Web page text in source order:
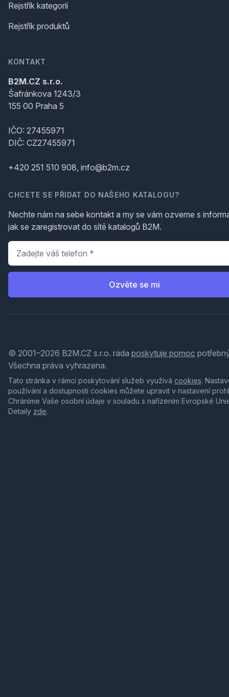
Rejstřík kategorií
Rejstřík produktů
KONTAKT
B2M.CZ s.r.o.
Šafránkova 1243/3
155 00 Praha 5
IČO: 27455971
DIČ: CZ27455971
+420 251 510 908, info@b2m.cz
CHCETE SE PŘIDAT DO NAŠEHO KATALOGU?
Nechte nám na sebe kontakt a my se vám ozveme s
jak se zaregistrovat do sítě katalogů B2M.
Telefon
Ozvěte se mi
© 2001–2026 B2M.CZ s.r.o. ráda poskytuje pomoc
Všechna práva vyhrazena.
Tato stránka v rámci poskytování služeb využívá cookies.
používání a dostupnosti cookies můžete upravit v nastavení
Chráníme Vaše osobní údaje v souladu s nařízením Evropské
Detaily zde.